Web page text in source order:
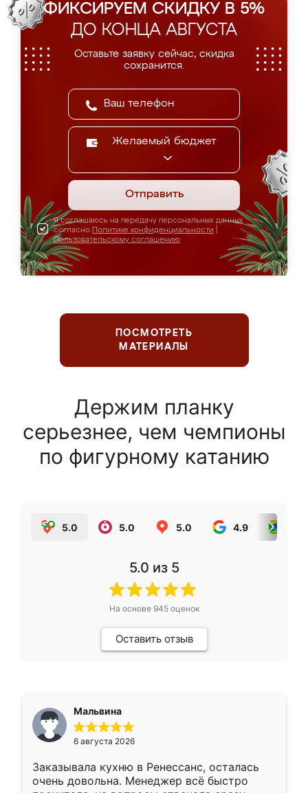
ФИКСИРУЕМ СКИДКУ В 5%
ДО КОНЦА АВГУСТА
Оставьте заявку сейчас, скидка
сохранится.
Желаемый бюджет
Отправить
Я соглашаюсь на передачу персональных данных
согласно Политике конфиденциальности
Пользовательскому соглашению
ПОСМОТРЕТЬ
МАТЕРИАЛЫ
Держим планку
серьезнее, чем чемпионы
по фигурному катанию
5.0 5.0 5.0 4.9
5.0 из 5
На основе 945оценок
Оставить отзыв
Мальвина
6 августа 2026
Заказывала кухню в Ренессанс, осталась
очень довольна. Менеджер всё быстро